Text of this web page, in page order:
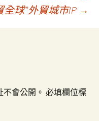
全球”外貿城市IP →
會公開。 必填欄位標